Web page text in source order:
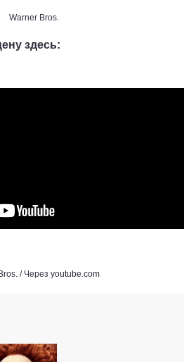
Warner Bros.
здесь:
/ Через youtube.com